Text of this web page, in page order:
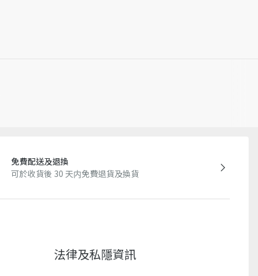
免費配送及退換
可於收貨後 30 天内免費退貨及換貨
法律及私隱資訊​